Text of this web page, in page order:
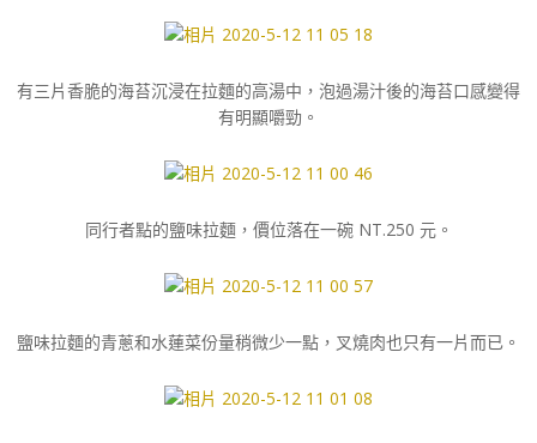
有三片香脆的海苔沉浸在拉麵的高湯中，泡過湯汁後的海苔口感變得
有明顯嚼勁。
同行者點的鹽味拉麵，價位落在一碗 NT.250 元。
鹽味拉麵的青蔥和水蓮菜份量稍微少一點，叉燒肉也只有一片而已。